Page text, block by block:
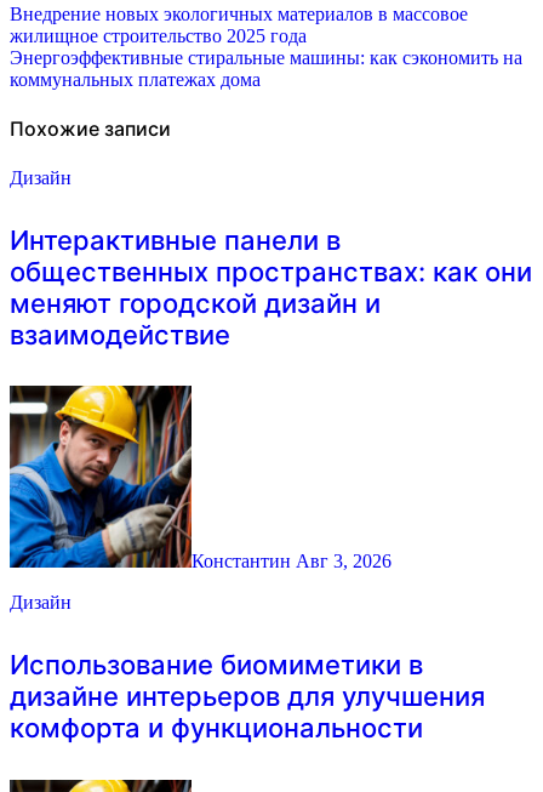
Навигация
по
записям
Внедрение новых экологичных материалов в массовое
жилищное строительство 2025 года
Энергоэффективные стиральные машины: как сэкономить на
коммунальных платежах дома
Похожие записи
Дизайн
Интерактивные панели в
общественных пространствах: как они
меняют городской дизайн и
взаимодействие
Константин Авг 3, 2026
Дизайн
Использование биомиметики в
дизайне интерьеров для улучшения
комфорта и функциональности